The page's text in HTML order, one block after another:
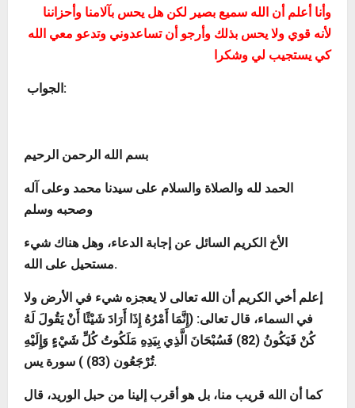
وأنا أعلم أن الله سميع بصير لكن هل يحس بآلامنا وأحزاننا
لأنه قوي ولا يحس بذلك وأرجو أن تساعدوني وتدعو معي الله
كي يستجيب لي وشكرا
الجواب :
بسم الله الرحمن الرحيم
الحمد لله والصلاة والسلام على سيدنا محمد وعلى آله
وصحبه وسلم
الأخ الكريم السائل عن إجابة الدعاء، وهل هناك شيء
مستحيل على الله.
إعلم أخي الكريم أن الله تعالى لا يعجزه شيء في الأرض ولا
في السماء، قال تعالى: (إِنَّمَا أَمْرُهُ إِذَا أَرَادَ شَيْئًا أَنْ يَقُولَ لَهُ
كُنْ فَيَكُونُ (82)
فَسُبْحَانَ الَّذِي بِيَدِهِ مَلَكُوتُ كُلِّ شَيْءٍ وَإِلَيْهِ
تُرْجَعُون (83)
) سورة يس.
كما أن الله قريب منا، بل هو أقرب إلينا من حبل الوريد، قال